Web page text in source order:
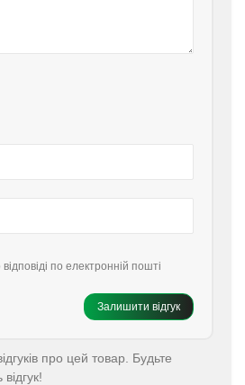
по електронній пошті
Залишити відгук
про цей товар. Будьте